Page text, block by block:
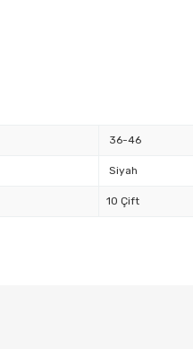
36-46
Siyah
10 Çift